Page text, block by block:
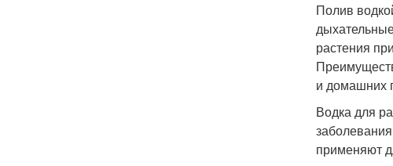
Полив
растения
и домашних
Водка для
применяют